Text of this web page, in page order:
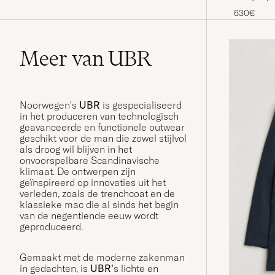
Grey
630€
Meer van UBR
Noorwegen's UBR is gespecialiseerd
in het produceren van technologisch
geavanceerde en functionele outwear
geschikt voor de man die zowel stijlvol
als droog wil blijven in het
onvoorspelbare Scandinavische
klimaat. De ontwerpen zijn
geïnspireerd op innovaties uit het
verleden, zoals de trenchcoat en de
klassieke mac die al sinds het begin
van de negentiende eeuw wordt
geproduceerd.
Gemaakt met de moderne zakenman
in gedachten, is UBR's lichte en